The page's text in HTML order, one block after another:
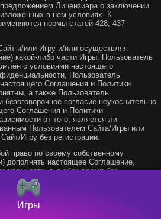
Игры
Лицензиара о заключении
в нем условиях. К
нормы статей 428, 437
и/или Игру и/или осуществляя
какой-либо части Игры, Пользователь
с условиями настоящего
Пользователь
Соглашения и Политики
а также Пользователь
согласие неукоснительно
Соглашения и Политики
от того, является ли
Пользователем Сайта/Игры или
Игру без регистрации.
право по своему собственному
дополнять настоящее Соглашение,
в любое время без
уведомления. Изменения,
Политику конфиденциальности,
странице Сайта, имеющей постоянный
, в рамках текста Соглашения и